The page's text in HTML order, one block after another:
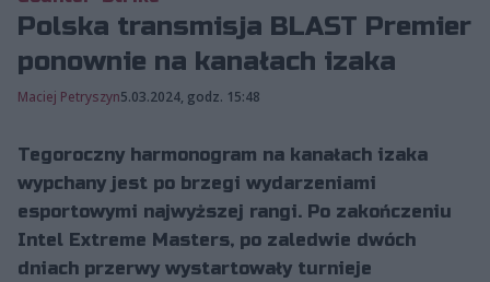
Polska transmisja BLAST Premier
ponownie na kanałach izaka
Maciej Petryszyn5.03.2024, godz. 15:48
Tegoroczny harmonogram na kanałach izaka
wypchany jest po brzegi wydarzeniami
esportowymi najwyższej rangi. Po zakończeniu
Intel Extreme Masters, po zaledwie dwóch
dniach przerwy wystartowały turnieje